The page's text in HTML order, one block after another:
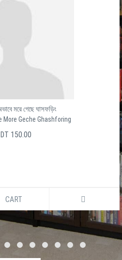
মরে গেছে ঘাসফড়িং
More Geche Ghashforing
150.00
CART